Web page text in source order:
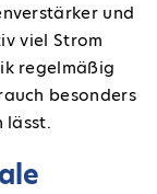
und
viel Strom
regelmäßig
besonders
lässt.